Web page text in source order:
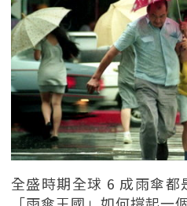
全盛時期全球 6 成雨傘